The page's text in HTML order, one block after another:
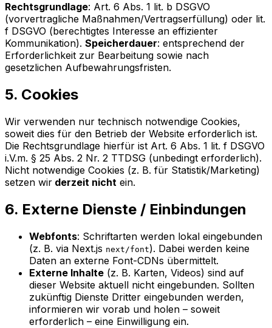
Rechtsgrundlage: Art. 6 Abs. 1 lit. b DSGVO
(vorvertragliche Maßnahmen/Vertragserfüllung) oder lit.
f DSGVO (berechtigtes Interesse an effizienter
Kommunikation). Speicherdauer: entsprechend der
Erforderlichkeit zur Bearbeitung sowie nach
gesetzlichen Aufbewahrungsfristen.
5. Cookies
Wir verwenden nur technisch notwendige Cookies,
soweit dies für den Betrieb der Website erforderlich ist.
Die Rechtsgrundlage hierfür ist Art. 6 Abs. 1 lit. f DSGVO
i.V.m. § 25 Abs. 2 Nr. 2 TTDSG (unbedingt erforderlich).
Nicht notwendige Cookies (z. B. für Statistik/Marketing)
setzen wir derzeit nicht ein.
6. Externe Dienste / Einbindungen
Webfonts: Schriftarten werden lokal eingebunden
(z. B. via Next.js next/font). Dabei werden keine
Daten an externe Font-CDNs übermittelt.
Externe Inhalte (z. B. Karten, Videos) sind auf
dieser Website aktuell nicht eingebunden. Sollten
zukünftig Dienste Dritter eingebunden werden,
informieren wir vorab und holen – soweit
erforderlich – eine Einwilligung ein.